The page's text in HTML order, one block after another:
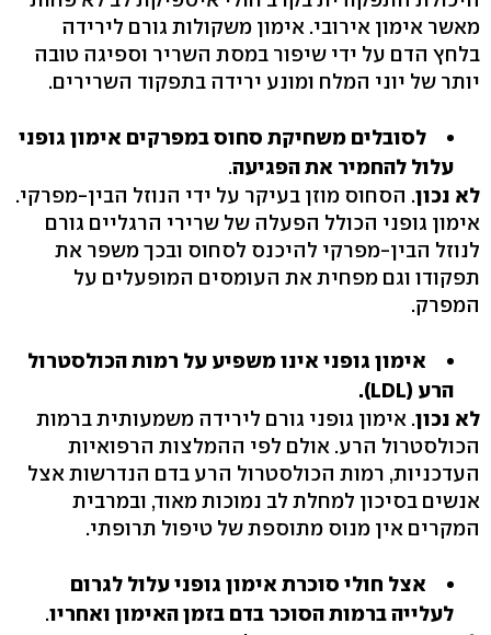
מאשר אימון אירובי. אימון משקולות גורם לירידה
בלחץ הדם על ידי שיפור במסת השריר וספיגה טובה
יותר של יוני המלח ומונע ירידה בתפקוד השרירים.
לסובלים משחיקת סחוס במפרקים אימון גופני
עלול להחמיר את הפגיעה.
לא נכון. הסחוס מוזן בעיקר על ידי הנוזל הבין-מפרקי.
אימון גופני הכולל הפעלה של שרירי הרגליים גורם
לנוזל הבין-מפרקי להיכנס לסחוס ובכך משפר את
תפקודו וגם מפחית את העומסים המופעלים על
המפרק.
אימון גופני אינו משפיע על רמות הכולסטרול
הרע ‭.(LDL)‬
לא נכון. אימון גופני גורם לירידה משמעותית ברמות
הכולסטרול הרע. אולם לפי ההמלצות הרפואיות
העדכניות, רמות הכולסטרול הרע בדם הנדרשות אצל
אנשים בסיכון למחלת לב נמוכות מאוד, ובמרבית
המקרים אין מנוס מתוספת של טיפול תרופתי.
אצל חולי סוכרת אימון גופני עלול לגרום
לעלייה ברמות הסוכר בדם בזמן האימון ואחריו.